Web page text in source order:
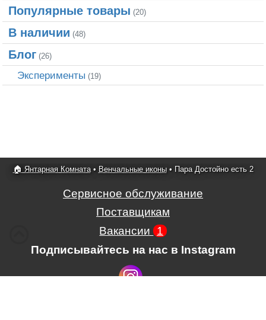
Популярные товары (20)
В наличии (48)
Блог (26)
Эксперименты (19)
🏠 Янтарная Комната• Венчальные иконы• Пара Достойно есть 2
Сервисное обслуживание
Поставщикам
Вакансии 1
Подписывайтесь на нас в Instagram